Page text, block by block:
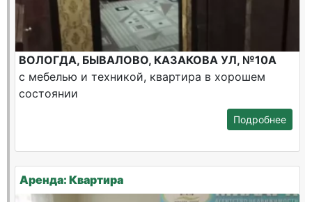
ВОЛОГДА, БЫВАЛОВО, КАЗАКОВА УЛ, №10А
с мебелью и техникой, квартира в хорошем
состоянии
Подробнее
Аренда: Квартира